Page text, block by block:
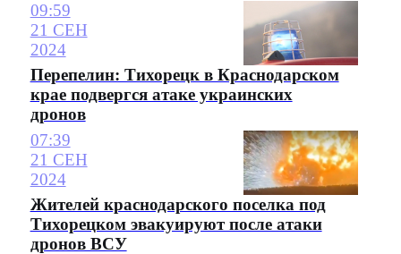
09:59
21 СЕН
2024
Перепелин: Тихорецк в Краснодарском
крае подвергся атаке украинских
дронов
07:39
21 СЕН
2024
Жителей краснодарского поселка под
Тихорецком эвакуируют после атаки
дронов ВСУ